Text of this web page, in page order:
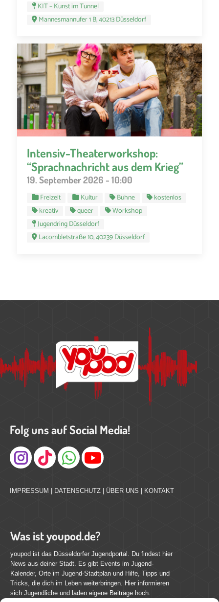
KIT – Kunst im Tunnel
Mannesmannufer 1 B, 40213 Düsseldorf
Intensiv-Theaterworkshop:
“Sprachnachricht aus dem Krieg”
19. September 2026 - 10:00
Freizeit Kultur Bühne
kostenlos
kreativ
queer
Workshop
Jugendring Düsseldorf
Lacombletstraße 10, 40239 Düsseldorf
Folg uns auf Social Media!
Instagram
IMPRESSUM DATENSCHUTZ ÜBER UNS KONTAKT
Was ist youpod.de?
youpod ist das Düsseldorfer Jugendportal. Du findest hier
News aus deiner Stadt. Es gibt Events im Jugend-
Kalender, Orte im Jugend-Stadtplan und Hilfe, Tipps und
Tricks, die dich im Leben weiterbringen. Hier informieren
sich Jugendliche und laden eigene Beiträge hoch.